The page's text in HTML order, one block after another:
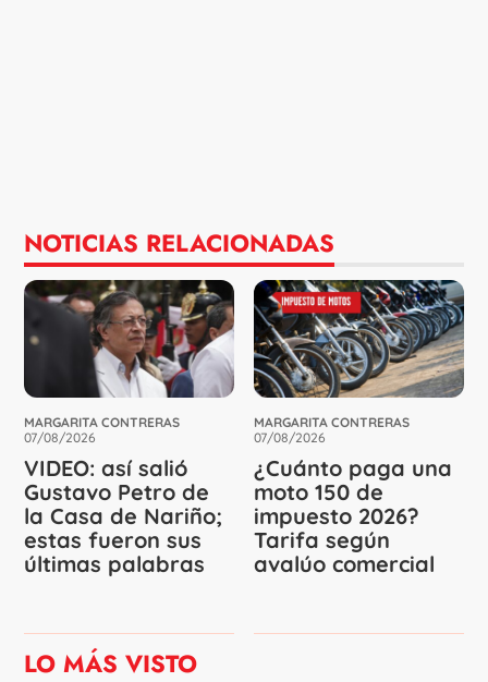
NOTICIAS RELACIONADAS
MARGARITA CONTRERAS
07/08/2026
VIDEO: así salió
Gustavo Petro de
la Casa de Nariño;
estas fueron sus
últimas palabras
MARGARITA CONTRERAS
07/08/2026
¿Cuánto paga una
moto 150 de
impuesto 2026?
Tarifa según
avalúo comercial
LO MÁS VISTO